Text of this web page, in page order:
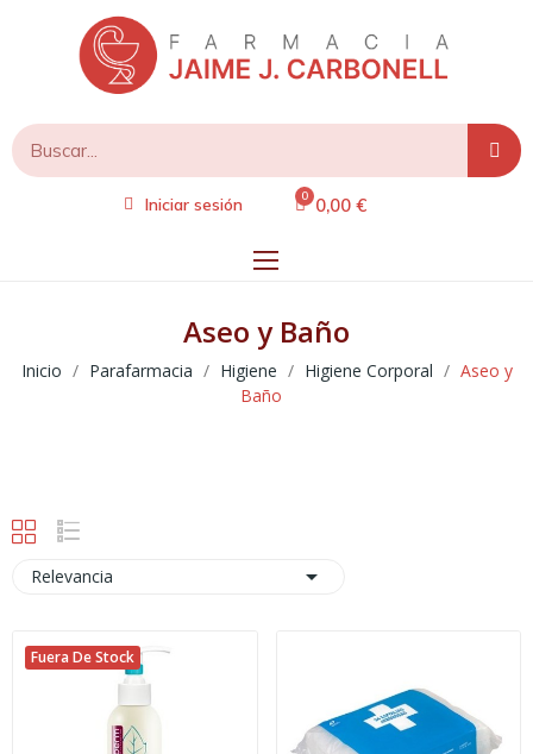
Iniciar sesión 0,00 €
Aseo y Baño
Inicio Parafarmacia Higiene Higiene Corporal
Aseo y
Baño
Relevancia 
Fuera De Stock